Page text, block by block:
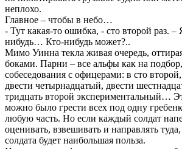
неплохо.
Главное – чтобы в небо…
- Тут какая-то ошибка, - сто второй раз. –
нибудь… Кто-нибудь может?..
Мимо Уинна текла живая очередь,
боками. Парни – все альфы как на
собеседования с офицерами: в сто
двести четырнадцатый, двести
тридцать второй экспериментальный…
можно было грести всех под одну
любую часть. Но если каждый солдат
оценивать, взвешивать и направлять
солдата будет наибольшая польза.